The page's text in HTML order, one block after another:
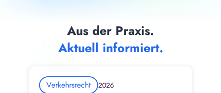
Aus der Praxis.
Aktuell informiert.
Verkehrsrecht 2026